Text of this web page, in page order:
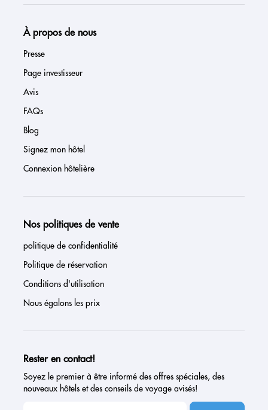
À propos de nous
Presse
Page investisseur
Avis
FAQs
Blog
Signez mon hôtel
Connexion hôtelière
Nos politiques de vente
politique de confidentialité
Politique de réservation
Conditions d'utilisation
Nous égalons les prix
Rester en contact!
Soyez le premier à être informé des offres spéciales, des
nouveaux hôtels et des conseils de voyage avisés!